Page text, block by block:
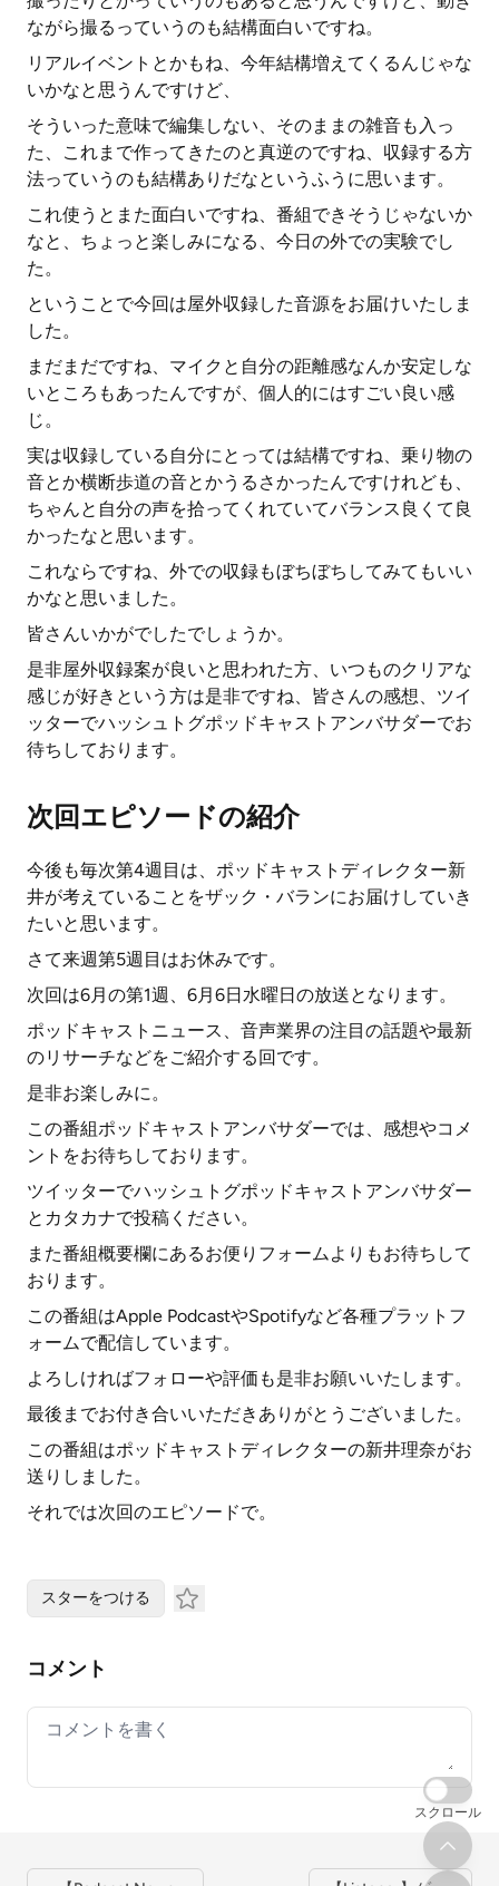
ながら撮るっていうのも結構面白いですね。
リアルイベントとかもね、今年結構増えてくるんじゃな
いかなと思うんですけど、
そういった意味で編集しない、そのままの雑音も入っ
た、これまで作ってきたのと真逆のですね、収録する方
法っていうのも結構ありだなというふうに思います。
これ使うとまた面白いですね、番組できそうじゃないか
なと、ちょっと楽しみになる、今日の外での実験でし
た。
ということで今回は屋外収録した音源をお届けいたしま
した。
まだまだですね、マイクと自分の距離感なんか安定しな
いところもあったんですが、個人的にはすごい良い感
じ。
実は収録している自分にとっては結構ですね、乗り物の
音とか横断歩道の音とかうるさかったんですけれども、
ちゃんと自分の声を拾ってくれていてバランス良くて良
かったなと思います。
これならですね、外での収録もぼちぼちしてみてもいい
かなと思いました。
皆さんいかがでしたでしょうか。
是非屋外収録案が良いと思われた方、いつものクリアな
感じが好きという方は是非ですね、皆さんの感想、ツイ
ッターでハッシュトグポッドキャストアンバサダーでお
待ちしております。
次回エピソードの紹介
今後も毎次第4週目は、ポッドキャストディレクター新
井が考えていることをザック・バランにお届けしていき
たいと思います。
さて来週第5週目はお休みです。
次回は6月の第1週、6月6日水曜日の放送となります。
ポッドキャストニュース、音声業界の注目の話題や最新
のリサーチなどをご紹介する回です。
是非お楽しみに。
この番組ポッドキャストアンバサダーでは、感想やコメ
ントをお待ちしております。
ツイッターでハッシュトグポッドキャストアンバサダー
とカタカナで投稿ください。
また番組概要欄にあるお便りフォームよりもお待ちして
おります。
この番組はApple PodcastやSpotifyなど各種プラットフ
ォームで配信しています。
よろしければフォローや評価も是非お願いいたします。
最後までお付き合いいただきありがとうございました。
この番組はポッドキャストディレクターの新井理奈がお
送りしました。
それでは次回のエピソードで。
スターをつける
コメント
Your comment
スクロール